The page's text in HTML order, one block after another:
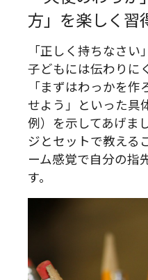
方」を楽しく習
「正しく持ちなさい
子どもには伝わりに
「まずはわっかを
せよう」といった具
例）を示してあげま
ジとセットで教える
ーム感覚で自分の指
す。